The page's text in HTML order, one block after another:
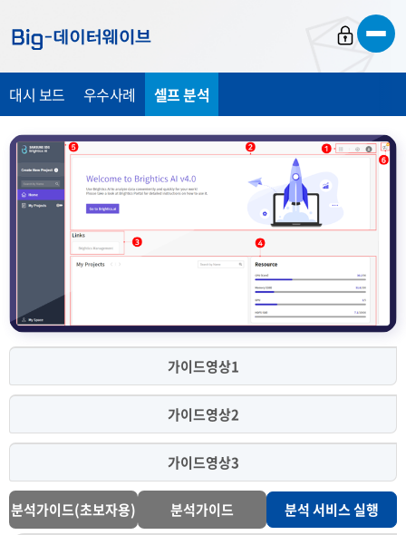
가
가
가
대시 보드 우수사례 셀프 분석
가이드영상1
가이드영상2
가이드영상3
분석가이드(초보자용) 분석가이드 분석 서비스 실행